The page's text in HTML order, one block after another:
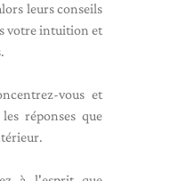
leurs conseils
votre intuition et
vous et
réponses que